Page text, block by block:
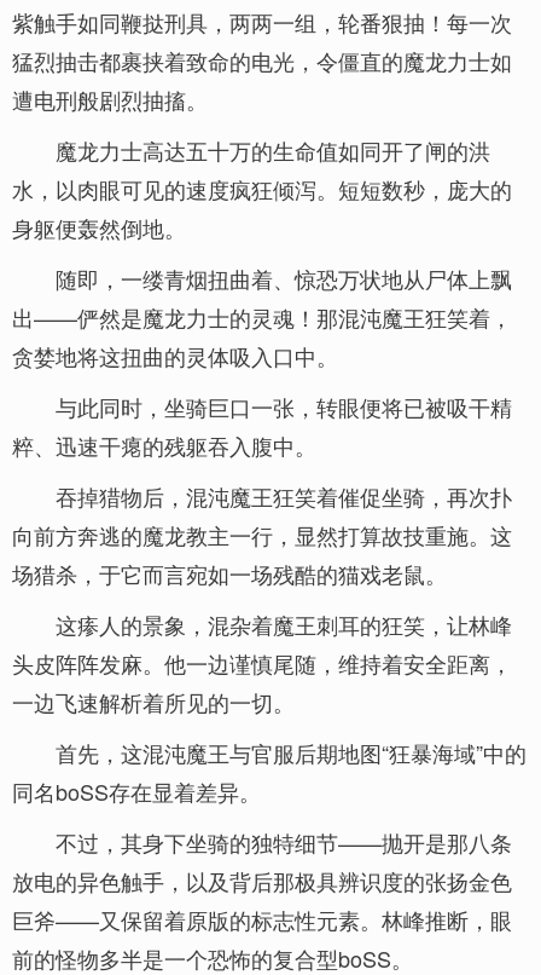
紫触手如同鞭挞刑具，两两一组，轮番狠抽！每一次
猛烈抽击都裹挟着致命的电光，令僵直的魔龙力士如
遭电刑般剧烈抽搐。
魔龙力士高达五十万的生命值如同开了闸的洪
水，以肉眼可见的速度疯狂倾泻。短短数秒，庞大的
身躯便轰然倒地。
随即，一缕青烟扭曲着、惊恐万状地从尸体上飘
出——俨然是魔龙力士的灵魂！那混沌魔王狂笑着，
贪婪地将这扭曲的灵体吸入口中。
与此同时，坐骑巨口一张，转眼便将已被吸干精
粹、迅速干瘪的残躯吞入腹中。
吞掉猎物后，混沌魔王狂笑着催促坐骑，再次扑
向前方奔逃的魔龙教主一行，显然打算故技重施。这
场猎杀，于它而言宛如一场残酷的猫戏老鼠。
这瘆人的景象，混杂着魔王刺耳的狂笑，让林峰
头皮阵阵发麻。他一边谨慎尾随，维持着安全距离，
一边飞速解析着所见的一切。
首先，这混沌魔王与官服后期地图“狂暴海域”中的
同名boSS存在显着差异。
不过，其身下坐骑的独特细节——抛开是那八条
放电的异色触手，以及背后那极具辨识度的张扬金色
巨斧——又保留着原版的标志性元素。林峰推断，眼
前的怪物多半是一个恐怖的复合型boSS。